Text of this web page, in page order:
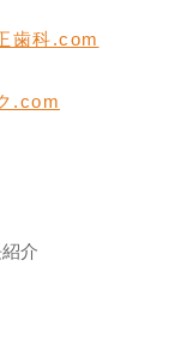
歯科.com
.com
介